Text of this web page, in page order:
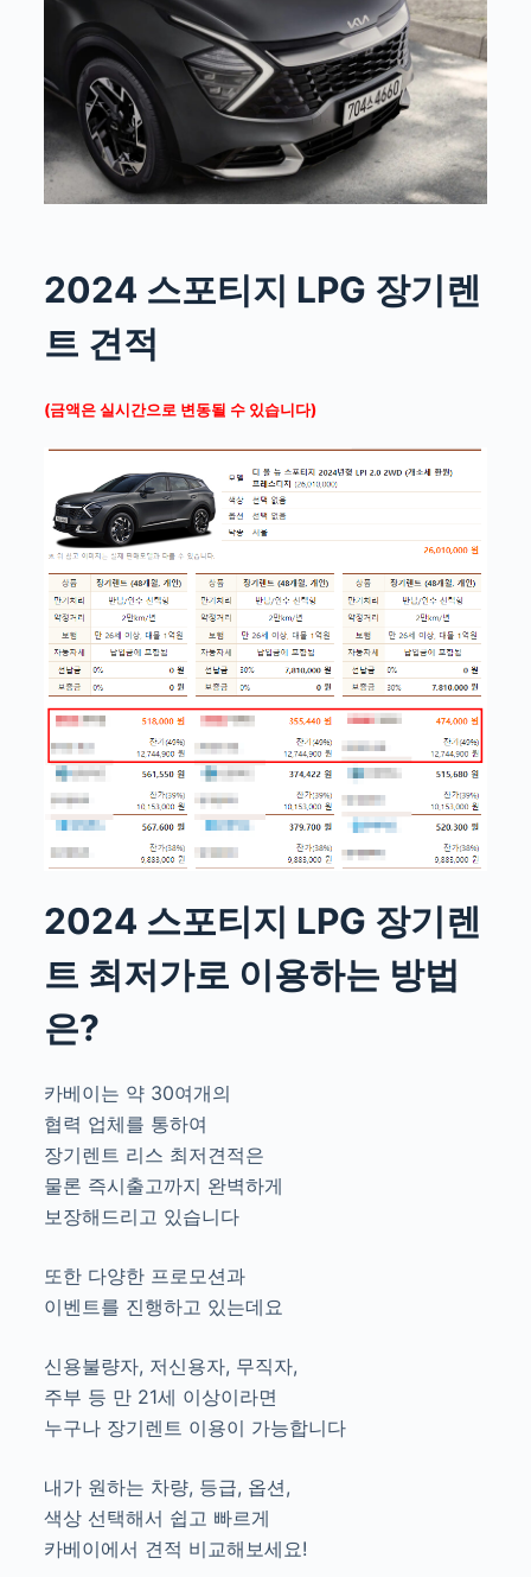
2024 스포티지 LPG 장기렌
트 견적
(금액은 실시간으로 변동될 수 있습니다)
2024 스포티지 LPG 장기렌
트 최저가로 이용하는 방법
은?
카베이는 약 30여개의
협력 업체를 통하여
장기렌트 리스 최저견적은
물론 즉시출고까지 완벽하게
보장해드리고 있습니다
또한 다양한 프로모션과
이벤트를 진행하고 있는데요
신용불량자, 저신용자, 무직자,
주부 등 만 21세 이상이라면
누구나 장기렌트 이용이 가능합니다
내가 원하는 차량, 등급, 옵션,
색상 선택해서 쉽고 빠르게
카베이에서 견적 비교해보세요!